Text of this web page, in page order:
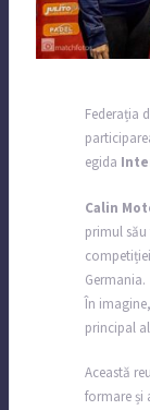
Federația
egida
Calin
primul
competiției
Germania.
În
principal
Această
formare și